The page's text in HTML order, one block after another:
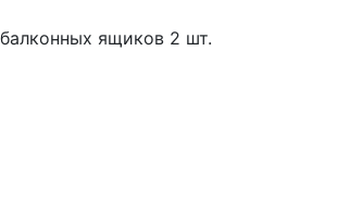
ящиков 2 шт.